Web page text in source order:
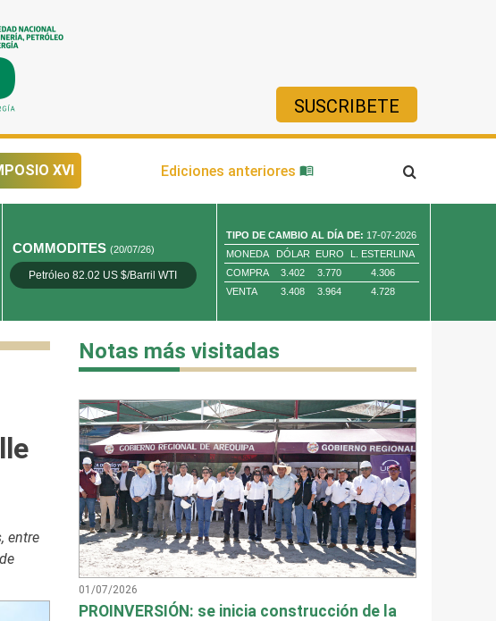
SUSCRIBETE
XVI Ediciones anteriores
COMMODITES(20/07/26)
Petróleo 82.02 US $/Barril WTI Oro 4,010.80 US $/ Oz. Tr.
TIPO DE CAMBIO AL DÍA DE: 17-07-2026
MONEDA
DÓLAR EURO
L. ESTERLINA
COMPRA
3.402 3.770
4.306
VENTA
3.408 3.964 4.728
entre
Notas más visitadas
01/07/2026
PROINVERSIÓN: se inicia construcción de la